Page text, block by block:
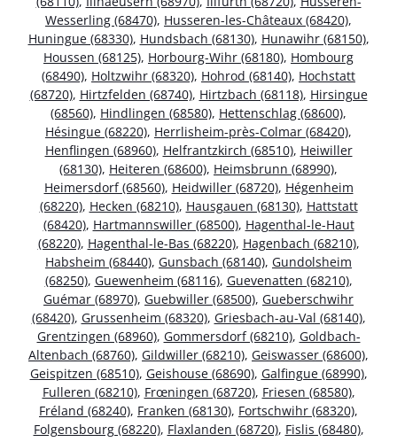
Wesserling (68470), Husseren-les-Châteaux (68420),
Huningue (68330), Hundsbach (68130), Hunawihr (68150),
Houssen (68125), Horbourg-Wihr (68180), Hombourg
(68490), Holtzwihr (68320), Hohrod (68140), Hochstatt
(68720), Hirtzfelden (68740), Hirtzbach (68118), Hirsingue
(68560), Hindlingen (68580), Hettenschlag (68600),
Hésingue (68220), Herrlisheim-près-Colmar (68420),
Henflingen (68960), Helfrantzkirch (68510), Heiwiller
(68130), Heiteren (68600), Heimsbrunn (68990),
Heimersdorf (68560), Heidwiller (68720), Hégenheim
(68220), Hecken (68210), Hausgauen (68130), Hattstatt
(68420), Hartmannswiller (68500), Hagenthal-le-Haut
(68220), Hagenthal-le-Bas (68220), Hagenbach (68210),
Habsheim (68440), Gunsbach (68140), Gundolsheim
(68250), Guewenheim (68116), Guevenatten (68210),
Guémar (68970), Guebwiller (68500), Gueberschwihr
(68420), Grussenheim (68320), Griesbach-au-Val (68140),
Grentzingen (68960), Gommersdorf (68210), Goldbach-
Altenbach (68760), Gildwiller (68210), Geiswasser (68600),
Geispitzen (68510), Geishouse (68690), Galfingue (68990),
Fulleren (68210), Frœningen (68720), Friesen (68580),
Fréland (68240), Franken (68130), Fortschwihr (68320),
Folgensbourg (68220), Flaxlanden (68720), Fislis (68480),